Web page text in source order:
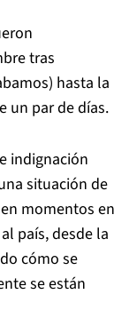
tras
hasta la
un par de días.
indignación
situación de
momentos en
país, desde la
cómo se
se están